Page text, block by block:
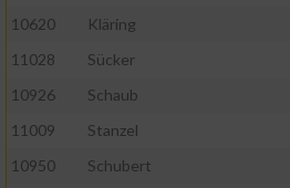
10620
Kläring
11028
Sücker
10926
Schaub
11009
Stanzel
10950
Schubert